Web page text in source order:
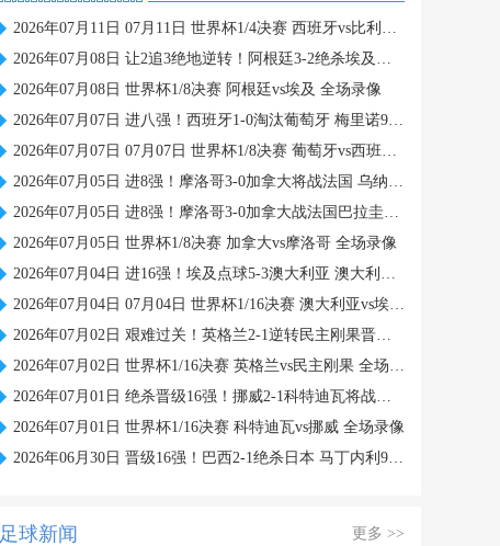
2026年07月11日 07月11日 世界杯1/4决赛 西班牙vs比利时 进球视频
2026年07月08日 让2追3绝地逆转！阿根廷3-2绝杀埃及进8强 梅西传射+失点恩佐绝杀
2026年07月08日 世界杯1/8决赛 阿根廷vs埃及 全场录像
2026年07月07日 进八强！西班牙1-0淘汰葡萄牙 梅里诺91分钟绝杀41岁C罗最后一舞
2026年07月07日 07月07日 世界杯1/8决赛 葡萄牙vs西班牙 精彩片段
2026年07月05日 进8强！摩洛哥3-0加拿大将战法国 乌纳希双响迪亚斯两助
2026年07月05日 进8强！摩洛哥3-0加拿大战法国巴拉圭胜者 乌纳希双响迪亚斯两助
2026年07月05日 世界杯1/8决赛 加拿大vs摩洛哥 全场录像
2026年07月04日 进16强！埃及点球5-3澳大利亚 澳大利亚119分钟换门将埃及4罚全中
2026年07月04日 07月04日 世界杯1/16决赛 澳大利亚vs埃及 进球视频
2026年07月02日 艰难过关！英格兰2-1逆转民主刚果晋级16强 凯恩双响+绝杀
2026年07月02日 世界杯1/16决赛 英格兰vs民主刚果 全场录像
2026年07月01日 绝杀晋级16强！挪威2-1科特迪瓦将战巴西 哈兰德绝杀努萨世界波
2026年07月01日 世界杯1/16决赛 科特迪瓦vs挪威 全场录像
2026年06月30日 晋级16强！巴西2-1绝杀日本 马丁内利95分钟绝杀卡塞米罗头球破门
足球新闻 更多 >>